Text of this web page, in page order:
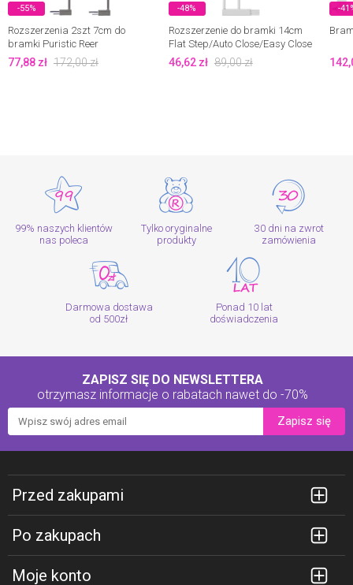
-55%
Rozszerzenia 2szt 7cm do
bramki Puristic Reer
77,88 zł 172,00zł
-48%
Rozszerzenie do bramki 14cm
Flat Step/Auto Close/Easy Close
Metal Safety 1st Wyprzedaż
46,62zł 89,00zł
-
99% naszych klientów
nas poleca
Tylko oryginalne
produkty
30 dni na zwrot
zamówienia
Darmowa dostawa
od 500zł
Ponad 10 lat
doświadczenia
ZAPISZ SIĘ DO NEWSLETTERA
otrzymasz informacje o rabatach nawet do -70%
Zapisz się
Przed zakupami
Po zakupach
Moje konto